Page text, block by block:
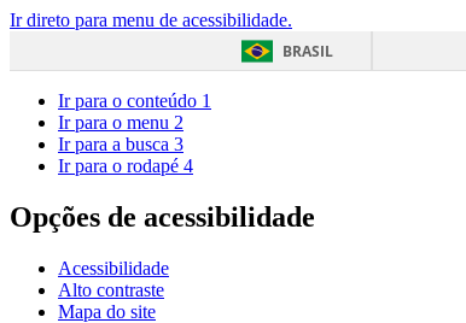
Ir direto para menu de acessibilidade.
BRASIL
Ir para o conteúdo 1
Ir para o menu 2
Ir para a busca 3
Ir para o rodapé 4
Opções de acessibilidade
Acessibilidade
Alto contraste
Mapa do site